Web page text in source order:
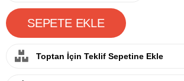
Toptan İçin Teklif Sepetine Ekle